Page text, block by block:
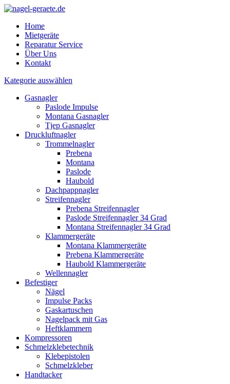
Home
Mietgeräte
Reparatur Service
Über Uns
Kontakt
Kategorie auswählen
Gasnagler
Paslode Impulse
Montana Gasnagler
Tjep Gasnagler
Druckluftnagler
Trommelnagler
Prebena
Montana
Paslode
Haubold
Dachpappnagler
Streifennagler
Prebena Streifennagler
Paslode Streifennagler 34 Grad
Montana Streifennagler 34 Grad
Klammergeräte
Montana Klammergeräte
Prebena Klammergeräte
Haubold Klammergeräte
Wellennagler
Befestiger
Nägel
Impulse Packs
Gaskartuschen
Nagelpack mit Gas
Heftklammern
Kompressoren
Schmelzklebetechnik
Klebepistolen
Schmelzkleber
Handtacker